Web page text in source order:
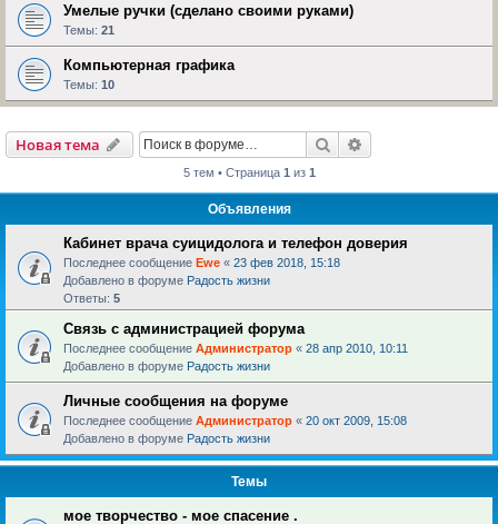
Умелые ручки (сделано своими руками)
Темы: 21
Компьютерная графика
Темы: 10
Новая тема Поиск
5 тем • Страница 1 из 1
Объявления
Кабинет врача суицидолога и телефон доверия
Последнее сообщение Ewe « 23 фев 2018, 15:18
Добавлено в форуме Радость жизни
Ответы: 5
Связь с администрацией форума
Последнее сообщение Администратор « 28 апр 2010, 10:11
Добавлено в форуме Радость жизни
Личные сообщения на форуме
Последнее сообщение Администратор « 20 окт 2009, 15:08
Добавлено в форуме Радость жизни
Темы
мое творчество - мое спасение .